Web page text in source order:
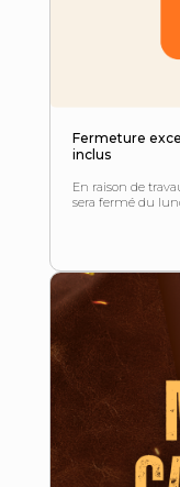
Fermeture
inclus
En raison de
sera fermé du